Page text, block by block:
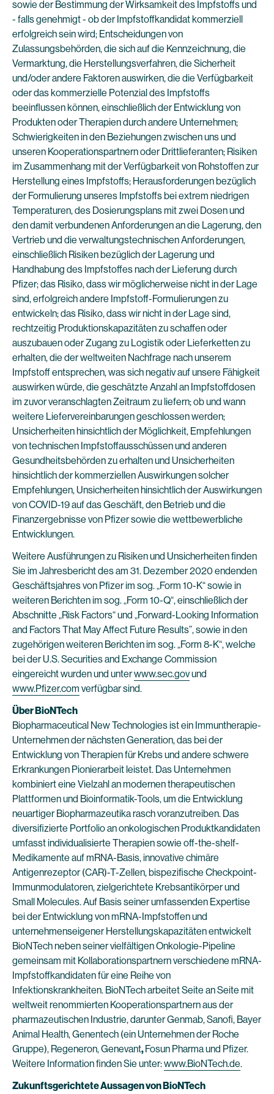
sowie der Bestimmung der Wirksamkeit des Impfstoffs und
- falls genehmigt - ob der Impfstoffkandidat kommerziell
erfolgreich sein wird; Entscheidungen von
Zulassungsbehörden, die sich auf die Kennzeichnung, die
Vermarktung, die Herstellungsverfahren, die Sicherheit
und/oder andere Faktoren auswirken, die die Verfügbarkeit
oder das kommerzielle Potenzial des Impfstoffs
beeinflussen können, einschließlich der Entwicklung von
Produkten oder Therapien durch andere Unternehmen;
Schwierigkeiten in den Beziehungen zwischen uns und
unseren Kooperationspartnern oder Drittlieferanten; Risiken
im Zusammenhang mit der Verfügbarkeit von Rohstoffen zur
Herstellung eines Impfstoffs; Herausforderungen bezüglich
der Formulierung unseres Impfstoffs bei extrem niedrigen
Temperaturen, des Dosierungsplans mit zwei Dosen und
den damit verbundenen Anforderungen an die Lagerung, den
Vertrieb und die verwaltungstechnischen Anforderungen,
einschließlich Risiken bezüglich der Lagerung und
Handhabung des Impfstoffes nach der Lieferung durch
Pfizer; das Risiko, dass wir möglicherweise nicht in der Lage
sind, erfolgreich andere Impfstoff-Formulierungen zu
entwickeln; das Risiko, dass wir nicht in der Lage sind,
rechtzeitig Produktionskapazitäten zu schaffen oder
auszubauen oder Zugang zu Logistik oder Lieferketten zu
erhalten, die der weltweiten Nachfrage nach unserem
Impfstoff entsprechen, was sich negativ auf unsere Fähigkeit
auswirken würde, die geschätzte Anzahl an Impfstoffdosen
im zuvor veranschlagten Zeitraum zu liefern; ob und wann
weitere Liefervereinbarungen geschlossen werden;
Unsicherheiten hinsichtlich der Möglichkeit, Empfehlungen
von technischen Impfstoffausschüssen und anderen
Gesundheitsbehörden zu erhalten und Unsicherheiten
hinsichtlich der kommerziellen Auswirkungen solcher
Empfehlungen, Unsicherheiten hinsichtlich der Auswirkungen
von COVID-19 auf das Geschäft, den Betrieb und die
Finanzergebnisse von Pfizer sowie die wettbewerbliche
Entwicklungen.
Weitere Ausführungen zu Risiken und Unsicherheiten finden
Sie im Jahresbericht des am 31. Dezember 2020 endenden
Geschäftsjahres von Pfizer im sog. „Form 10-K“ sowie in
weiteren Berichten im sog. „Form 10-Q“, einschließlich der
Abschnitte „Risk Factors“ und „Forward-Looking Information
and Factors That May Affect Future Results”, sowie in den
zugehörigen weiteren Berichten im sog. „Form 8-K“, welche
bei der U.S. Securities and Exchange Commission
eingereicht wurden und unterwww.sec.govund
www.Pfizer.com verfügbar sind.
Über BioNTech
Biopharmaceutical New Technologies ist ein Immuntherapie-
Unternehmen der nächsten Generation, das bei der
Entwicklung von Therapien für Krebs und andere schwere
Erkrankungen Pionierarbeit leistet. Das Unternehmen
kombiniert eine Vielzahl an modernen therapeutischen
Plattformen und Bioinformatik-Tools, um die Entwicklung
neuartiger Biopharmazeutika rasch voranzutreiben. Das
diversifizierte Portfolio an onkologischen Produktkandidaten
umfasst individualisierte Therapien sowie off-the-shelf-
Medikamente auf mRNA-Basis, innovative chimäre
Antigenrezeptor (CAR)-T-Zellen, bispezifische Checkpoint-
Immunmodulatoren, zielgerichtete Krebsantikörper und
Small Molecules. Auf Basis seiner umfassenden Expertise
bei der Entwicklung von mRNA-Impfstoffen und
unternehmenseigener Herstellungskapazitäten entwickelt
BioNTech neben seiner vielfältigen Onkologie-Pipeline
gemeinsam mit Kollaborationspartnern verschiedene mRNA-
Impfstoffkandidaten für eine Reihe von
Infektionskrankheiten. BioNTech arbeitet Seite an Seite mit
weltweit renommierten Kooperationspartnern aus der
pharmazeutischen Industrie, darunter Genmab, Sanofi, Bayer
Animal Health, Genentech (ein Unternehmen der Roche
Gruppe), Regeneron, Genevant,Fosun Pharma und Pfizer.
Weitere Information finden Sie unter:www.BioNTech.de.
Zukunftsgerichtete Aussagen von BioNTech